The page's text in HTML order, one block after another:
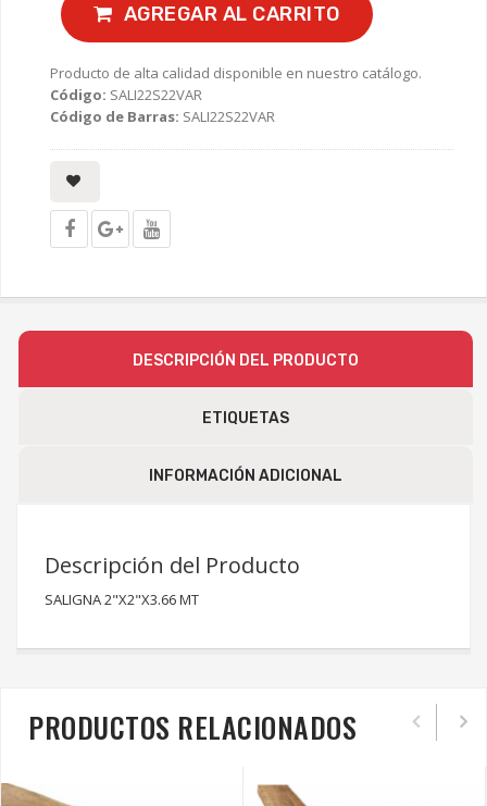
AGREGAR AL CARRITO
Producto de alta calidad disponible en nuestro catálogo.
Código: SALI22S22VAR
Código de Barras: SALI22S22VAR
DESCRIPCIÓN DEL PRODUCTO
ETIQUETAS
INFORMACIÓN ADICIONAL
Descripción del Producto
SALIGNA 2"X2"X3.66 MT
PRODUCTOS RELACIONADOS